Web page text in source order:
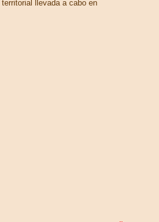
llevada a cabo en